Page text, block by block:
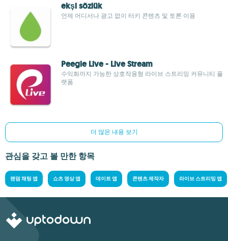
ekşi sözlük
언제 어디서나 광고 없이 터키 콘텐츠 및 토론 이용
Peegle Live - Live Stream
수익화까지 가능한 상호작용형 라이브 스트리밍 커뮤니티 플
랫폼
더 많은 내용 보기
관심을 갖고 볼 만한 항목
랜덤 채팅 앱 쇼츠 영상 앱 데이트 앱 콘텐츠 제작자 라이브 스트리밍 앱